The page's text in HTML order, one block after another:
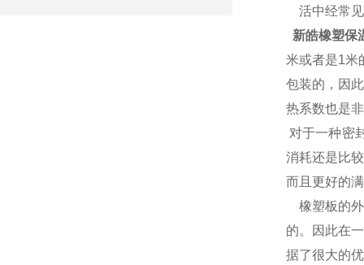
活中经常见
新皓橡塑保
米或者是1米
包装的，因
热系数也是
对于一种密
消耗还是比
而且更好的
橡塑板的外
的。因此在
据了很大的